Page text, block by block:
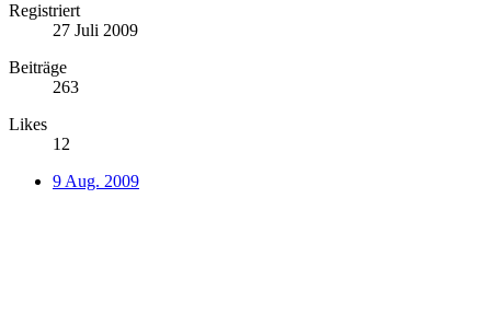
Registriert
27 Juli 2009
Beiträge
263
Likes
12
9 Aug. 2009